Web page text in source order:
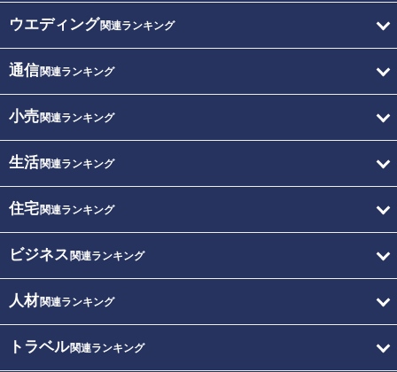
ウエディング関連ランキング
通信関連ランキング
小売関連ランキング
生活関連ランキング
住宅関連ランキング
ビジネス 関連ランキング
人材関連ランキング
トラベル関連ランキング